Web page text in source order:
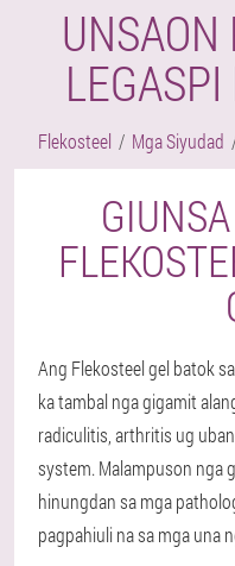
UNSAON
Flekosteel Mga Siyudad
Ang Flekosteel gel batok
ka tambal nga gigamit
radiculitis, arthritis ug
system. Malampuson nga
hinungdan sa mga
pagpahiuli na sa mga una